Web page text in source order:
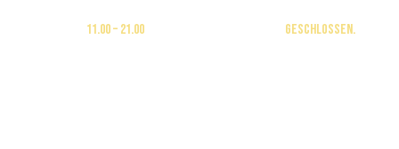
11.00 – 21.00Uhr. | Sa. – So. & Feiertage Geschlossen.